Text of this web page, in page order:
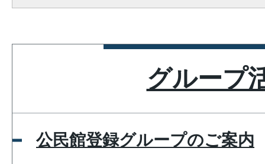
グループ
公民館登録グループのご案内